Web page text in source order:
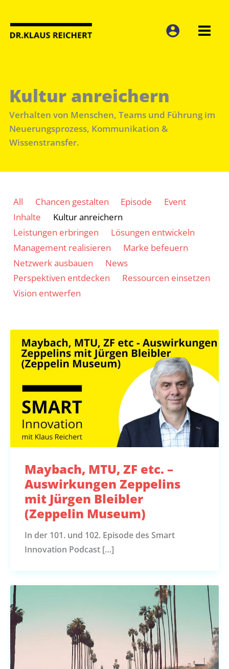
Inhalt
springen
Kultur anreichern
Verhalten von Menschen, Teams und Führung im
Neuerungsprozess, Kommunikation &
Wissenstransfer.
Filter
posts
by
category
All Chancen gestalten Episode
Event
Inhalte
Kultur anreichern
Leistungen erbringen
Lösungen entwickeln
Management realisieren
Marke befeuern
Netzwerk ausbauen
News
Perspektiven entdecken
Ressourcen einsetzen
Vision entwerfen
Maybach, MTU, ZF etc. –
Auswirkungen Zeppelins
mit Jürgen Bleibler
(Zeppelin Museum)
In der 101. und 102. Episode des Smart
Innovation Podcast […]